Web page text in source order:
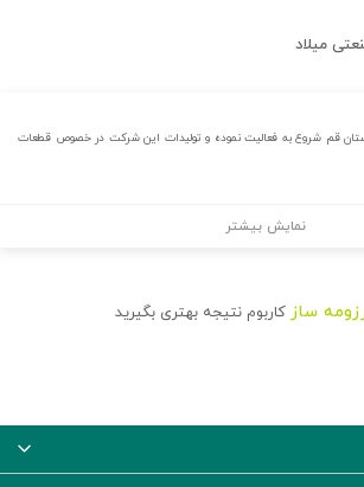
میلاد
از سال ۱۳۶۳ در استان قم شروع به فعالیت نموده و تولیدات این شرکت در خصوص قطعات
نمایش بیشتر
ساز کاربوم نتیجه بهتری بگیرید